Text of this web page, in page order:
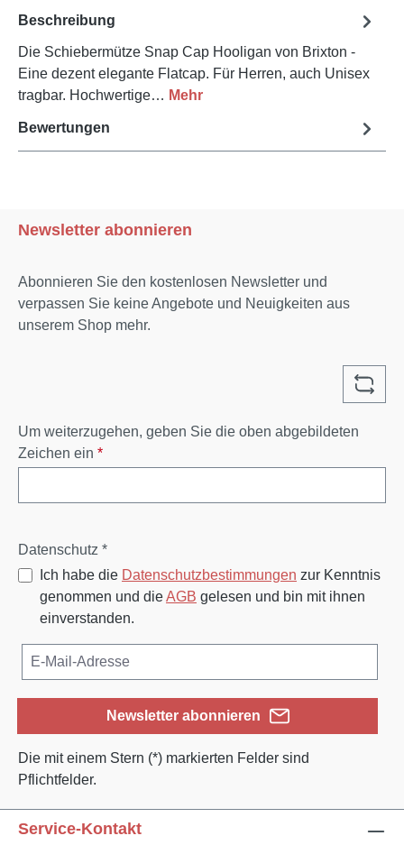
Beschreibung
Die Schiebermütze Snap Cap Hooligan von Brixton -
Eine dezent elegante Flatcap. Für Herren, auch Unisex
tragbar. Hochwertige… Mehr
Bewertungen
Newsletter abonnieren
Abonnieren Sie den kostenlosen Newsletter und
verpassen Sie keine Angebote und Neuigkeiten aus
unserem Shop mehr.
Um weiterzugehen, geben Sie die oben abgebildeten
Zeichen ein *
Datenschutz *
Ich habe die Datenschutzbestimmungen zur Kenntnis
genommen und dieAGB gelesen und bin mit ihnen
einverstanden.
Newsletter abonnieren
Die mit einem Stern (*) markierten Felder sind
Pflichtfelder.
Service-Kontakt